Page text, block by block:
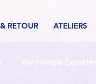
RETOUR ATELIERS
Psychologie Expatriés